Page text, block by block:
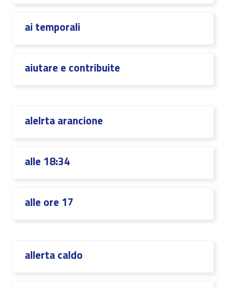
ai temporali
aiutare e contribuite
alelrta arancione
alle 18:34
alle ore 17
allerta caldo